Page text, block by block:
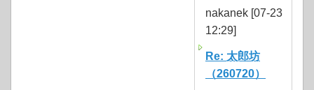
nakanek [07-23
12:29]
Re: 太郎坊
（260720）